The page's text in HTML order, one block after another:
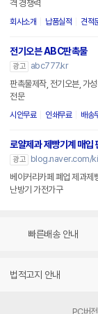
격 경쟁력
회사소개 납품실적 견적
전기오븐 ABC판촉물
광고
abc777.kr
판촉물제작, 전기오븐, 가
전문
시안무료 인쇄무료 배송
로얄제과 제빵기계 매입
광고
blog.naver.com/
베이커리카페 폐업 제과제
난방기 가전가구
빠른배송 안내
법적고지 안내
PC버전